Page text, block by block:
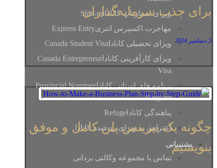
ویزای استارتاپ کاناداStrat-up
مهاجرت اکسپرس انتریExpress Entry
ویزای تحصیلی کانادا Canada Student Visa
ویزای کارآفرینی کانادا Canada Entrepreneur
Visa
برنامه های استانی کاناداProvincial Nominee
Program
پناهندگی کانادا Refuge
اعتراض به ویزای رد شده کانادا
پشتیبانی
تماس با مجموعه وکالتی یزدانی
برای جذب سرمایه‌گذاران
5, دسامبر 2024
چگونه یک بیزینس پلن کامل و موفق
بنویسیم